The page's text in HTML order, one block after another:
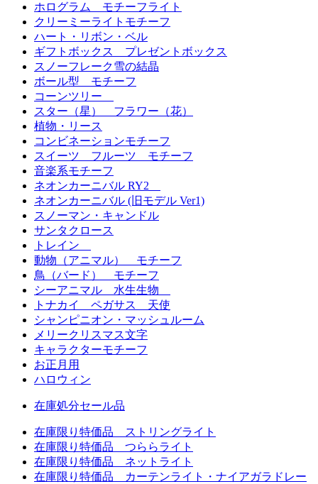
ホログラム モチーフライト
クリーミーライトモチーフ
ハート・リボン・ベル
ギフトボックス プレゼントボックス
スノーフレーク雪の結晶
ボール型 モチーフ
コーンツリー
スター（星） フラワー（花）
植物・リース
コンビネーションモチーフ
スイーツ フルーツ モチーフ
音楽系モチーフ
ネオンカーニバル RY2
ネオンカーニバル (旧モデル Ver1)
スノーマン・キャンドル
サンタクロース
トレイン
動物（アニマル） モチーフ
鳥（バード） モチーフ
シーアニマル 水生生物
トナカイ ペガサス 天使
シャンピニオン・マッシュルーム
メリークリスマス文字
キャラクターモチーフ
お正月用
ハロウィン
在庫処分セール品
在庫限り特価品 ストリングライト
在庫限り特価品 つららライト
在庫限り特価品 ネットライト
在庫限り特価品 カーテンライト・ナイアガラドレー